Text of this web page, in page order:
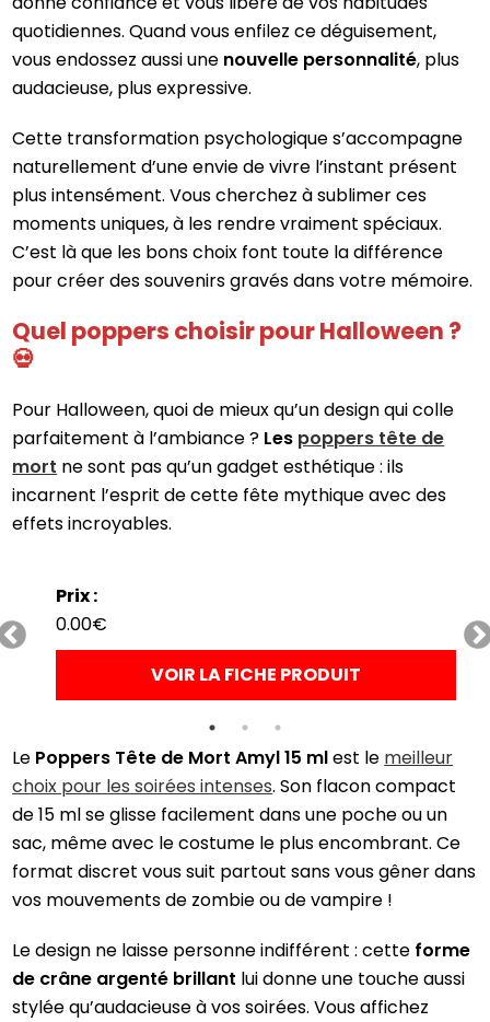
quotidiennes. Quand vous enfilez ce déguisement,
vous endossez aussi une nouvelle personnalité, plus
audacieuse, plus expressive.
Cette transformation psychologique s’accompagne
naturellement d’une envie de vivre l’instant présent
plus intensément. Vous cherchez à sublimer ces
moments uniques, à les rendre vraiment spéciaux.
C’est là que les bons choix font toute la différence
pour créer des souvenirs gravés dans votre mémoire.
Quel poppers choisir pour Halloween ?
💀
Pour Halloween, quoi de mieux qu’un design qui colle
parfaitement à l’ambiance ? Les poppers tête de
mort ne sont pas qu’un gadget esthétique : ils
incarnent l’esprit de cette fête mythique avec des
effets incroyables.
Prix :
0.00€
VOIR LA FICHE PRODUIT
Le Poppers Tête de Mort Amyl 15 mlest le meilleur
choix pour les soirées intenses. Son flacon compact
de 15 ml se glisse facilement dans une poche ou un
sac, même avec le costume le plus encombrant. Ce
format discret vous suit partout sans vous gêner dans
vos mouvements de zombie ou de vampire !
Le design ne laisse personne indifférent : cette forme
de crâne argenté brillant lui donne une touche aussi
stylée qu’audacieuse à vos soirées. Vous affichez